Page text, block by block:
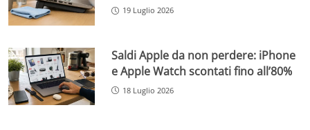
19 Luglio 2026
Saldi Apple da non perdere: iPhone
e Apple Watch scontati fino all’80%
18 Luglio 2026